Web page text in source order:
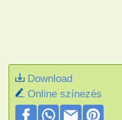
Download
Online színezés